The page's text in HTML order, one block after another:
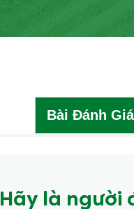
Bài Đánh
Hãy là người